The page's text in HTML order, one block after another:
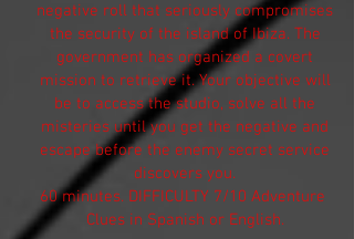
negative roll that seriously compromises
the security of the island of Ibiza. The
government has organized a covert
mission to retrieve it. Your objective will
be to access the studio, solve all the
misteries until you get the negative and
escape before the enemy secret service
discovers you.
60 minutes. DIFFICULTY 7/10 Adventure
Clues in Spanish or English.